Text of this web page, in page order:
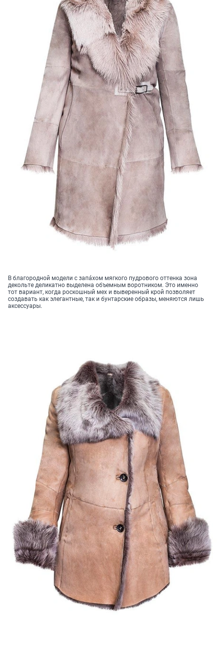
В благородной модели с запáхом мягкого пудрового оттенка зона
декольте деликатно выделена объемным воротником. Это именно
тот вариант, когда роскошный мех и выверенный крой позволяет
создавать как элегантные, так и бунтарские образы, меняются лишь
аксессуары.